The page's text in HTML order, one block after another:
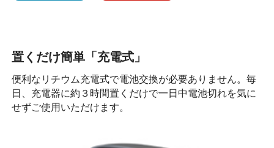
置くだけ簡単「充電式」
便利なリチウム充電式で電池交換が必要ありません。毎
日、充電器に約３時間置くだけで一日中電池切れを気に
せずご使用いただけます。